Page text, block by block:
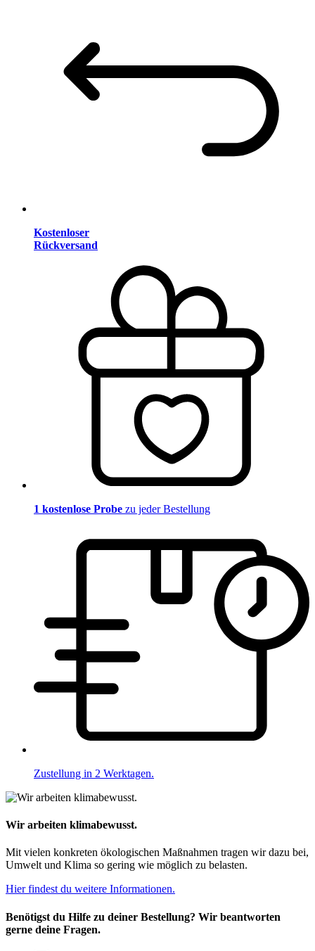
Kostenloser
Rückversand
1 kostenlose Probe zu jeder Bestellung
Zustellung in 2 Werktagen.
Wir arbeiten klimabewusst.
Mit vielen konkreten ökologischen Maßnahmen tragen wir dazu bei,
Umwelt und Klima so gering wie möglich zu belasten.
Hier findest du weitere Informationen.
Benötigst du Hilfe zu deiner Bestellung? Wir beantworten
gerne deine Fragen.